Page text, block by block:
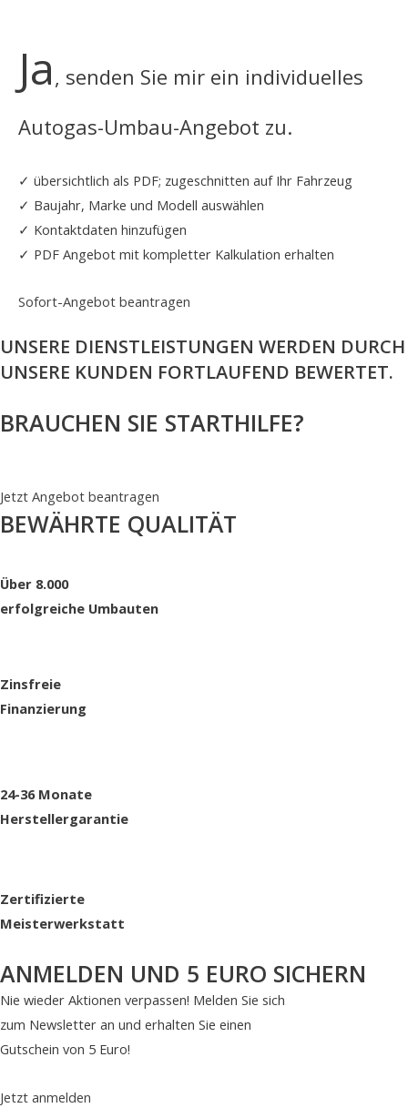
Ja, senden Sie mir ein individuelles
Autogas-Umbau-Angebot zu.
✓ übersichtlich als PDF; zugeschnitten auf Ihr Fahrzeug
✓ Baujahr, Marke und Modell auswählen
✓ Kontaktdaten hinzufügen
✓ PDF Angebot mit kompletter Kalkulation erhalten
Sofort-Angebot beantragen
UNSERE DIENSTLEISTUNGEN WERDEN DURCH
UNSERE KUNDEN FORTLAUFEND BEWERTET.
BRAUCHEN SIE STARTHILFE?
Jetzt Angebot beantragen
BEWÄHRTE QUALITÄT
Über 8.000
erfolgreiche Umbauten
Zinsfreie
Finanzierung
24-36 Monate
Herstellergarantie
Zertifizierte
Meisterwerkstatt
ANMELDEN UND 5 EURO SICHERN
Nie wieder Aktionen verpassen! Melden Sie sich
zum Newsletter an und erhalten Sie einen
Gutschein von 5 Euro!
Jetzt anmelden